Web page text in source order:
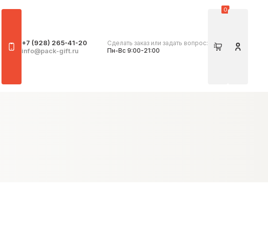
+7 (928) 265-41-20
info@pack-gift.ru
Сделать заказ или задать вопрос:
Пн-Вс 9:00-21:00
Корзина
0
Личный